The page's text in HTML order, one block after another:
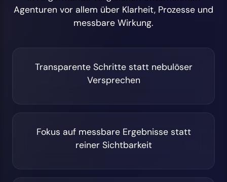
Agenturen vor allem über Klarheit, Prozesse und
messbare Wirkung.
Transparente Schritte statt nebulöser
Versprechen
Fokus auf messbare Ergebnisse statt
reiner Sichtbarkeit